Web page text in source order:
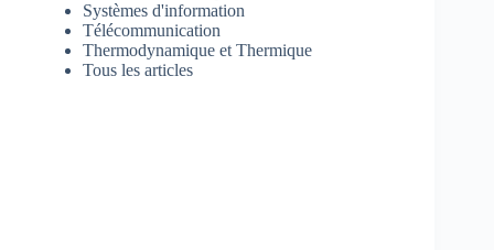
Systèmes d'information
Télécommunication
Thermodynamique et Thermique
Tous les articles